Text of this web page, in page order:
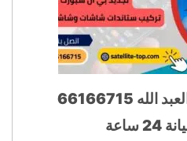
فني ستلايت سعد العبد الله 66166715
ساعة